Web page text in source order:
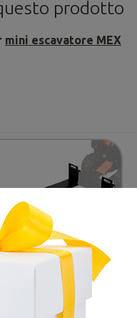
prodotto
mini escavatore MEX
Forche per mini
escavatore MEX 600
Successivo